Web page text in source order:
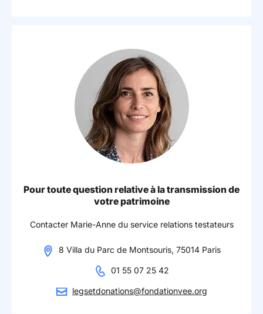
Pour toute question relative à la transmission de
votre patrimoine
Contacter Marie-Anne du service relations testateurs
8 Villa du Parc de Montsouris, 75014 Paris
01 55 07 25 42
legsetdonations@fondationvee.org